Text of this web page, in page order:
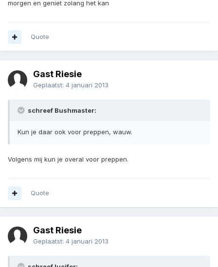
morgen en geniet zolang het kan
Quote
Gast Riesie
Geplaatst: 4 januari 2013
schreef Bushmaster:
Kun je daar ook voor preppen, wauw.
Volgens mij kun je overal voor preppen.
Quote
Gast Riesie
Geplaatst: 4 januari 2013